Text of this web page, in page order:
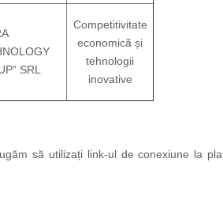
SRL
Competitivitate
economică și
tehnologii
inovative
să utilizați link-ul de conexiune la